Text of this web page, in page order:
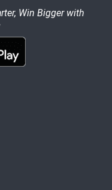
Win Bigger with